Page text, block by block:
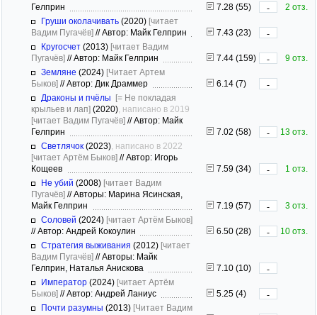
Гелприн
7.28 (55) -
2 отз.
Груши околачивать (2020) [читает
Вадим Пугачёв] //Автор: Майк Гелприн 7.43 (23)
-
Кругосчет (2013) [читает Вадим
Пугачёв] //Автор: Майк Гелприн 7.44 (159) -
9 отз.
Земляне (2024) [Читает Артем
Быков] //Автор: Дик Драммер 6.14 (7)
-
Драконы и пчёлы [= Не покладая
крыльев и лап] (2020) , написано в 2019
[читает Вадим Пугачёв] //Автор: Майк
Гелприн
7.02 (58) -
13 отз.
Светлячок (2023) , написано в 2022
[читает Артём Быков] //Автор: Игорь
Кощеев
7.59 (34) -
1 отз.
Не убий (2008) [читает Вадим
Пугачёв] //Авторы: Марина Ясинская,
Майк Гелприн
7.19 (57) -
3 отз.
Соловей (2024) [читает Артём Быков]
//Автор: Андрей Кокоулин 6.50 (28) -
10 отз.
Стратегия выживания (2012) [читает
Вадим Пугачёв] //Авторы: Майк
Гелприн, Наталья Анискова
7.10 (10)
-
Император (2024) [читает Артём
Быков] //Автор: Андрей Ланиус 5.25 (4)
-
Почти разумны (2013) [Читает Вадим